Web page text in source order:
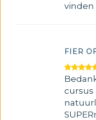
vinden
FIER
cursus